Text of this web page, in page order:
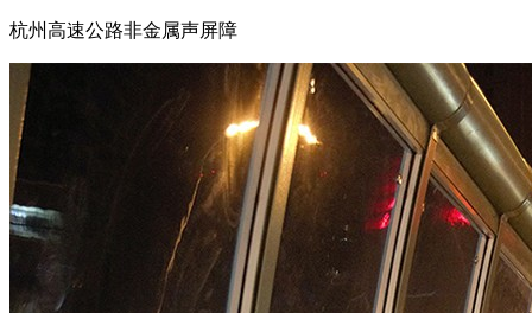
杭州高速公路非金属声屏障